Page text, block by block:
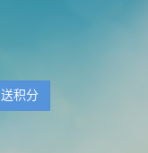
送积分